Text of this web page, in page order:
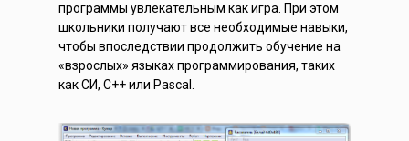
программы увлекательным как игра. При этом
школьники получают все необходимые навыки,
чтобы впоследствии продолжить обучение на
«взрослых» языках программирования, таких
как СИ, С++ или Pascal.